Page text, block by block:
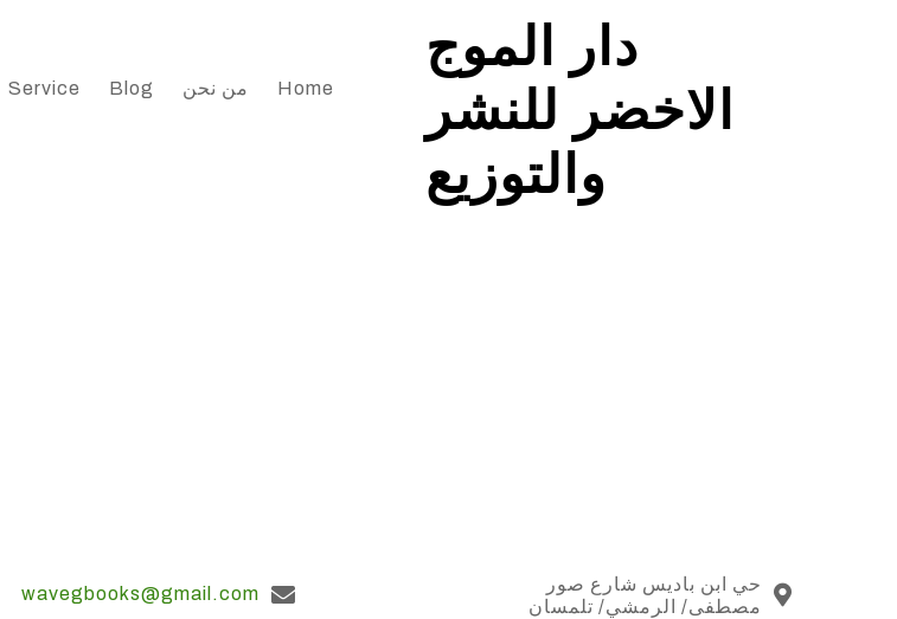
دار الموج
الاخضر للنشر
والتوزيع
Home من نحن Blog
Service
حي ابن باديس شارع صور
مصطفى/ الرمشي/ تلمسان
wavegbooks@gmail.com